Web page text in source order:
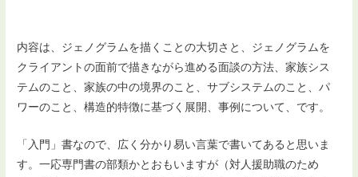
内容は、ジェノグラムを描くことの大切さと、ジェノグラムを
クライアントの面前で描きながら進める面談の方法、家族シス
テムのこと、家族の中の境界のこと、サブシステムのこと、パ
ワーのこと、構造的特徴に基づく展開、事例について、です。
「入門」書なので、広く分かり易い言葉で書いてあると思いま
す。一応専門書の部類かとおもいますが（対人援助職のため